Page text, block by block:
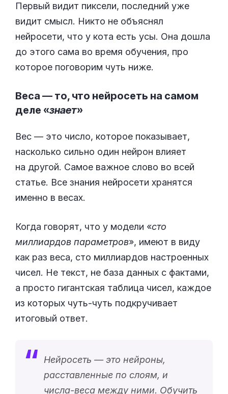
Первый видит пиксели, последний уже
видит смысл. Никто не объяснял
нейросети, что у кота есть усы. Она дошла
до этого сама во время обучения, про
которое поговорим чуть ниже.
Веса — то, что нейросеть на самом
деле «знает»
Вес — это число, которое показывает,
насколько сильно один нейрон влияет
на другой. Самое важное слово во всей
статье. Все знания нейросети хранятся
именно в весах.
Когда говорят, что у модели «сто
миллиардов параметров», имеют в виду
как раз веса, сто миллиардов настроенных
чисел. Не текст, не база данных с фактами,
а просто гигантская таблица чисел, каждое
из которых чуть-чуть подкручивает
итоговый ответ.
Нейросеть — это нейроны,
расставленные по слоям, и
числа-веса между ними. Обучить